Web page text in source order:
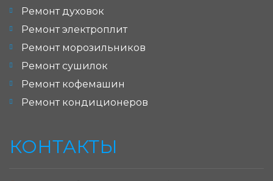
Ремонт духовок
Ремонт электроплит
Ремонт морозильников
Ремонт сушилок
Ремонт кофемашин
Ремонт кондиционеров
КОНТАКТЫ